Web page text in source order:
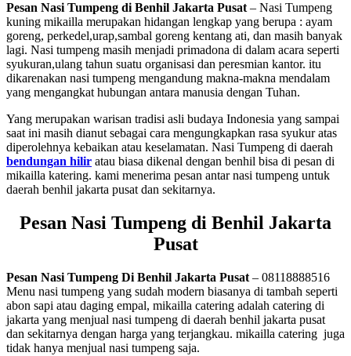
Pesan Nasi Tumpeng di Benhil Jakarta Pusat – Nasi Tumpeng
kuning mikailla merupakan hidangan lengkap yang berupa : ayam
goreng, perkedel,urap,sambal goreng kentang ati, dan masih banyak
lagi. Nasi tumpeng masih menjadi primadona di dalam acara seperti
syukuran,ulang tahun suatu organisasi dan peresmian kantor. itu
dikarenakan nasi tumpeng mengandung makna-makna mendalam
yang mengangkat hubungan antara manusia dengan Tuhan.
Yang merupakan warisan tradisi asli budaya Indonesia yang sampai
saat ini masih dianut sebagai cara mengungkapkan rasa syukur atas
diperolehnya kebaikan atau keselamatan. Nasi Tumpeng di daerah
bendungan hilir atau biasa dikenal dengan benhil bisa di pesan di
mikailla katering. kami menerima pesan antar nasi tumpeng untuk
daerah benhil jakarta pusat dan sekitarnya.
Pesan Nasi Tumpeng di Benhil Jakarta
Pusat
Pesan Nasi Tumpeng Di Benhil Jakarta Pusat – 08118888516
Menu nasi tumpeng yang sudah modern biasanya di tambah seperti
abon sapi atau daging empal, mikailla catering adalah catering di
jakarta yang menjual nasi tumpeng di daerah benhil jakarta pusat
dan sekitarnya dengan harga yang terjangkau. mikailla catering juga
tidak hanya menjual nasi tumpeng saja.